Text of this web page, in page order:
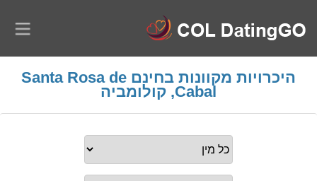
היכרויות מקוונות בחינם Santa Rosa de
Cabal, קולומביה